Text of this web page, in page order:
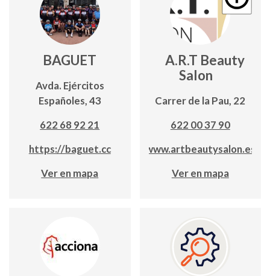
BAGUET
Avda. Ejércitos
Españoles, 43
622 68 92 21
https://baguet.cc
Ver en mapa
A.R.T Beauty
Salon
Carrer de la Pau, 22
622 00 37 90
www.artbeautysalon.es
Ver en mapa